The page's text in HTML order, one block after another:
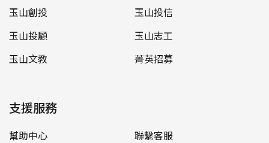
玉山創投
玉山投信
玉山投顧
玉山志工
玉山文教
菁英招募
支援服務
幫助中心
聯繫客服